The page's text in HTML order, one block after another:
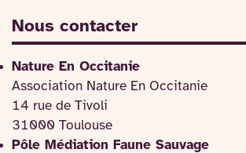
Nous contacter
Nature En Occitanie
Association Nature En Occitanie
14 rue de Tivoli
31000 Toulouse
Pôle Médiation Faune Sauvage